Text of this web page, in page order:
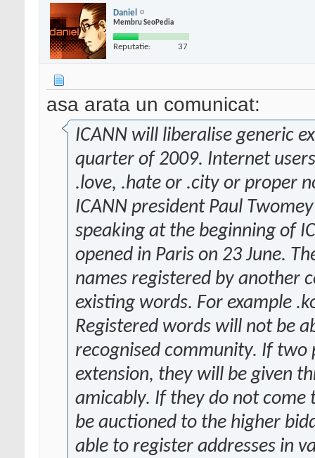
Daniel
Membru SeoPedia
Reputatie: 37
asa arata un comunicat:
ICANN will liberalise generic
quarter of 2009. Internet
.love, .hate or .city or proper
ICANN president Paul
speaking at the beginning of
opened in Paris on 23 June.
names registered by another
existing words. For example
Registered words will not be
recognised community. If
extension, they will be given
amicably. If they do not come
be auctioned to the higher
able to register addresses in